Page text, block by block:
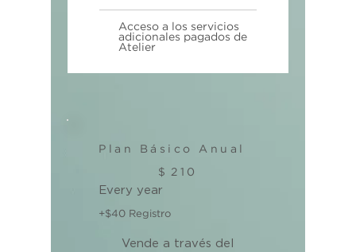
Acceso a los servicios
adicionales pagados de
Atelier
Plan Básico Anual
$ 210
Every year
+$40 Registro
Vende a través del